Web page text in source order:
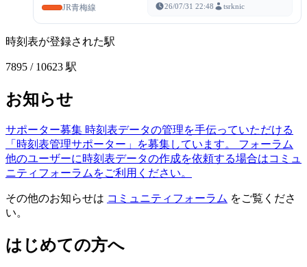
JR青梅線 26/07/31 22:48 tsrknic
時刻表が登録された駅
7895 / 10623 駅
お知らせ
サポーター募集 時刻表データの管理を手伝っていただける
「時刻表管理サポーター」を募集しています。
フォーラム
他のユーザーに時刻表データの作成を依頼する場合はコミュ
ニティフォーラムをご利用ください。
その他のお知らせは コミュニティフォーラム をご覧くださ
い。
はじめての方へ